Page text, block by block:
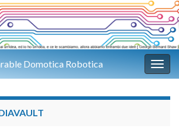
Domotica Robotica